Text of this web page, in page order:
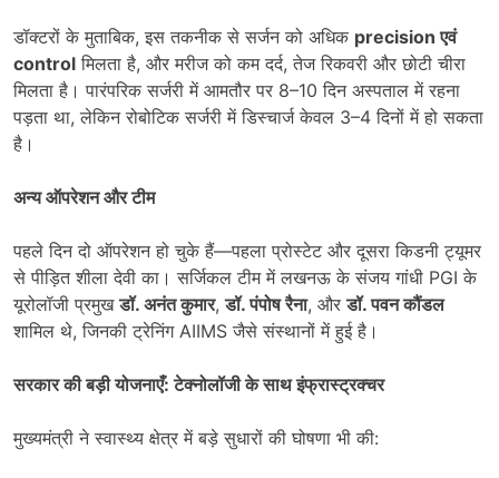
डॉक्टरों के मुताबिक, इस तकनीक से सर्जन को अधिक precisionएवं
control मिलता है, और मरीज को कम दर्द, तेज रिकवरी और छोटी चीरा
मिलता है। पारंपरिक सर्जरी में आमतौर पर 8–10 दिन अस्पताल में रहना
पड़ता था, लेकिन रोबोटिक सर्जरी में डिस्चार्ज केवल 3–4 दिनों में हो सकता
है।
अन्य ऑपरेशन और टीम
पहले दिन दो ऑपरेशन हो चुके हैं—पहला प्रोस्टेट और दूसरा किडनी ट्यूमर
से पीड़ित शीला देवी का। सर्जिकल टीम में लखनऊ के संजय गांधी PGI के
यूरोलॉजी प्रमुखडॉ. अनंत कुमार,डॉ. पंपोष रैना, औरडॉ. पवन कौंडल
शामिल थे, जिनकी ट्रेनिंग AIIMS जैसे संस्थानों में हुई है।
सरकार की बड़ी योजनाएँ: टेक्नोलॉजी के साथ इंफ्रास्ट्रक्चर
मुख्यमंत्री ने स्वास्थ्य क्षेत्र में बड़े सुधारों की घोषणा भी की: